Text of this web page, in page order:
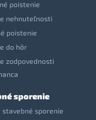
poistenie
nehnuteľnosti
poistenie
do hôr
zodpovednosti
sporenie
stavebné sporenie